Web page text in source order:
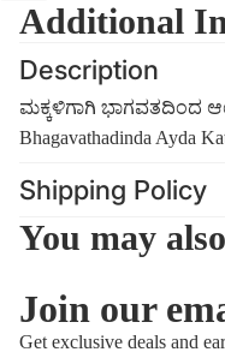
Additional
Description
ಮಕ್ಕಳಿಗಾಗಿ ಭಾಗವತದಿಂದ
Bhagavathadinda Ayda
Shipping Policy
You may
Join our
Get exclusive deals and
Refund policy